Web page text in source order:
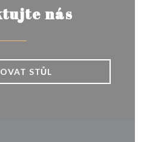
nás
STŮL